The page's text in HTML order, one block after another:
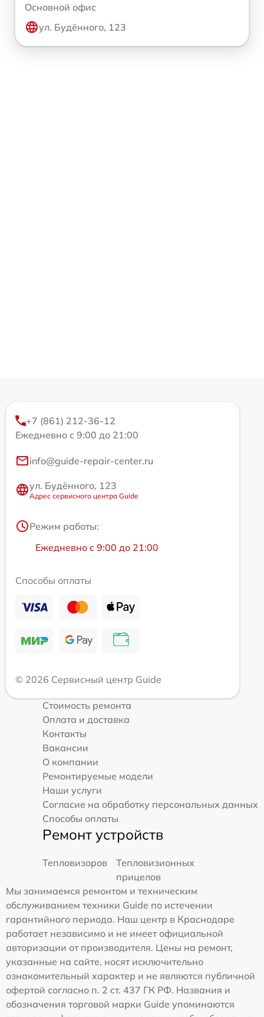
Основной офис
ул. Будённого, 123
+7 (861) 212-36-12
Ежедневно с 9:00 до 21:00
info@guide-repair-center.ru
ул. Будённого, 123
Адрес сервисного центра Guide
Режим работы:
Ежедневно с 9:00 до 21:00
Способы оплаты
© 2026 Сервисный центр Guide
Стоимость ремонта
Оплата и доставка
Контакты
Вакансии
О компании
Ремонтируемые модели
Наши услуги
Согласие на обработку персональных данных
Способы оплаты
Ремонт устройств
Тепловизоров
Тепловизионных
прицелов
Мы занимаемся ремонтом и техническим
обслуживанием техники Guide по истечении
гарантийного периода. Наш центр в Краснодаре
работает независимо и не имеет официальной
авторизации от производителя. Цены на ремонт,
указанные на сайте, носят исключительно
ознакомительный характер и не являются публичной
офертой согласно п. 2 ст. 437 ГК РФ. Названия и
обозначения торговой марки Guide упоминаются